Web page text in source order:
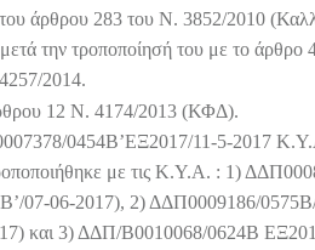
άρθρου 283 του Ν. 3852/2010
την τροποποίησή του με το
2014.
12 Ν. 4174/2013 (ΚΦΔ).
0454Β’ΕΞ2017/11-5-2017
με τις Κ.Υ.Α. : 1)
07-06-2017), 2) ΔΔΠ0009186/
και 3) ΔΔΠ/Β0010068/0624Β